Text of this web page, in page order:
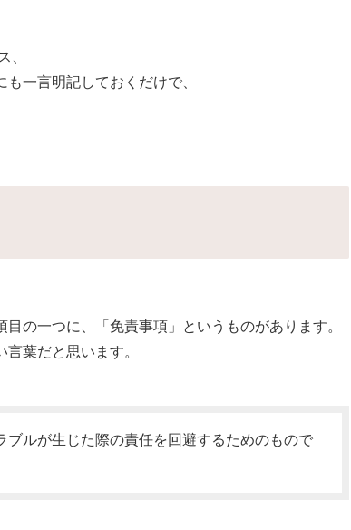
、
一言明記しておくだけで、
の一つに、「免責事項」というものがあります。
葉だと思います。
ルが生じた際の責任を回避するためのもので